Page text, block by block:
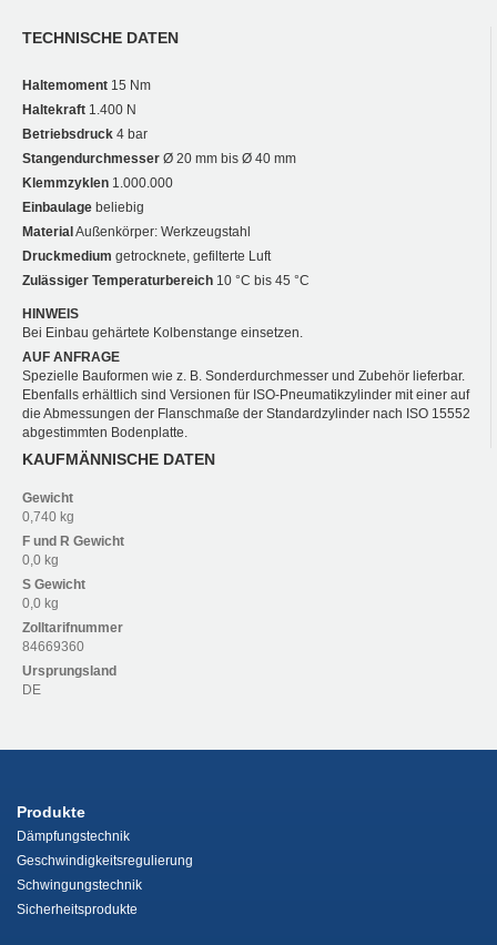
TECHNISCHE DATEN
Haltemoment 15 Nm
Haltekraft 1.400 N
Betriebsdruck 4 bar
Stangendurchmesser Ø 20 mm bis Ø 40 mm
Klemmzyklen 1.000.000
Einbaulage beliebig
Material Außenkörper: Werkzeugstahl
Druckmedium getrocknete, gefilterte Luft
Zulässiger Temperaturbereich 10 °C bis 45 °C
HINWEIS
Bei Einbau gehärtete Kolbenstange einsetzen.
AUF ANFRAGE
Spezielle Bauformen wie z. B. Sonderdurchmesser und Zubehör lieferbar.
Ebenfalls erhältlich sind Versionen für ISO-Pneumatikzylinder mit einer auf
die Abmessungen der Flanschmaße der Standardzylinder nach ISO 15552
abgestimmten Bodenplatte.
KAUFMÄNNISCHE DATEN
Gewicht
0,740 kg
F und R Gewicht
0,0 kg
S Gewicht
0,0 kg
Zolltarifnummer
84669360
Ursprungsland
DE
Produkte
Dämpfungstechnik
Geschwindigkeitsregulierung
Schwingungstechnik
Sicherheitsprodukte